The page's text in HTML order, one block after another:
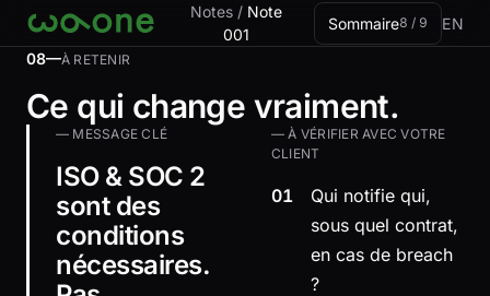
Aller à la carte Notes / Note
001
Sommaire8 / 9
EN
08—À RETENIR
Ce qui change vraiment.
— MESSAGE CLÉ
ISO & SOC 2
sont des
conditions
nécessaires.
— À VÉRIFIER AVEC VOTRE
CLIENT
01
Qui notifie qui,
sous quel contrat,
en cas de breach
?